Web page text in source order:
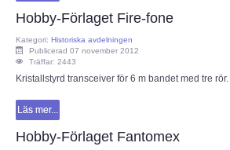
Hobby-Förlaget Fire-fone
Kategori: Historiska avdelningen
Publicerad 07 november 2012
Träffar: 2443
Kristallstyrd transceiver för 6 m bandet med tre rör.
Läs mer...
Hobby-Förlaget Fantomex